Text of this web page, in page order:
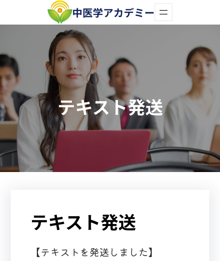
容
ス
キ
ッ
プ
中医学アカデミー
テキスト発送
テキスト発送
【テキストを発送しました】